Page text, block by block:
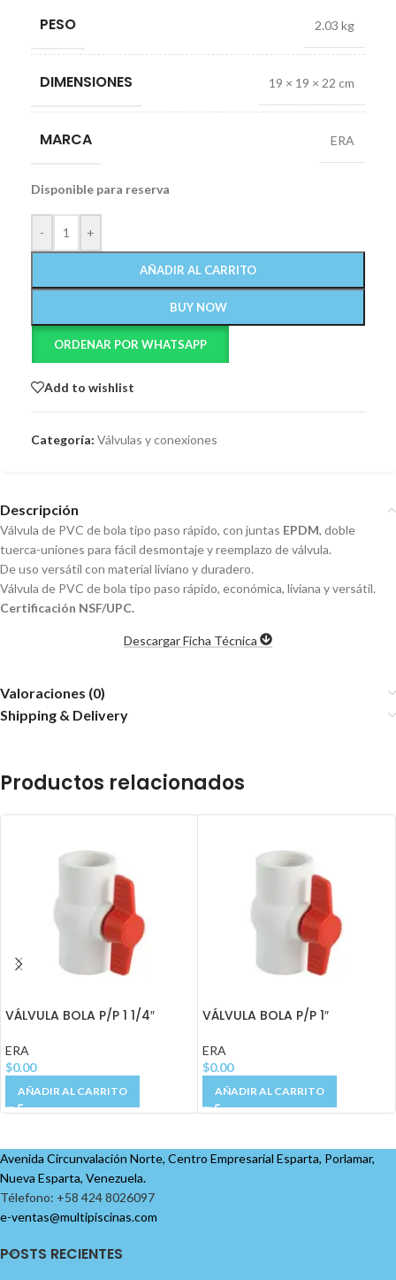
PESO 2.03 kg
DIMENSIONES 19 × 19 × 22 cm
MARCA ERA
Disponible para reserva
- +
AÑADIR AL CARRITO
BUY NOW
ORDENAR POR WHATSAPP
Add to wishlist
Categoría: Válvulas y conexiones
Descripción
Válvula de PVC de bola tipo paso rápido, con juntas EPDM, doble
tuerca-uniones para fácil desmontaje y reemplazo de válvula.
De uso versátil con material liviano y duradero.
Válvula de PVC de bola tipo paso rápido, económica, liviana y versátil.
Certificación NSF/UPC.
Descargar Ficha Técnica
Valoraciones (0)
Shipping & Delivery
Productos relacionados
VÁLVULA BOLA P/P 1 1/4″
ERA
$0.00
AÑADIR AL CARRITO
VÁLVULA BOLA P/P 1″
ERA
$0.00
AÑADIR AL CARRITO
Avenida Circunvalación Norte, Centro Empresarial Esparta, Porlamar,
Nueva Esparta, Venezuela.
Télefono: +58 424 8026097
e-ventas@multipiscinas.com
POSTS RECIENTES